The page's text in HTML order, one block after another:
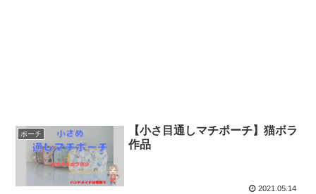
ポーチ
【小さ目通しマチポーチ】猫ボラ
作品
2021.05.14